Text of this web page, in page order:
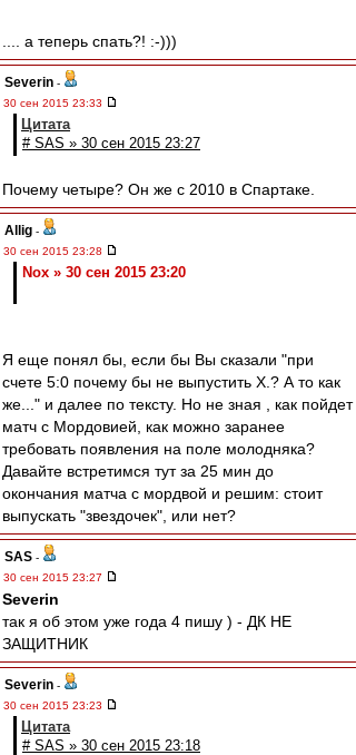
.... а теперь спать?! :-)))
Severin -
30 сен 2015 23:33
Цитата
# SAS » 30 сен 2015 23:27
Почему четыре? Он же с 2010 в Спартаке.
Allig -
30 сен 2015 23:28
Nox » 30 сен 2015 23:20
Я еще понял бы, если бы Вы сказали "при
счете 5:0 почему бы не выпустить Х.? А то как
же..." и далее по тексту. Но не зная , как пойдет
матч с Мордовией, как можно заранее
требовать появления на поле молодняка?
Давайте встретимся тут за 25 мин до
окончания матча с мордвой и решим: стоит
выпускать "звездочек", или нет?
SAS -
30 сен 2015 23:27
Severin
так я об этом уже года 4 пишу ) - ДК НЕ
ЗАЩИТНИК
Severin -
30 сен 2015 23:23
Цитата
# SAS » 30 сен 2015 23:18